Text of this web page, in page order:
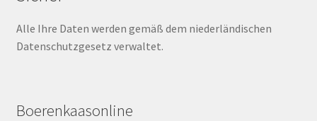
Alle Ihre Daten werden gemäß dem niederländischen
Datenschutzgesetz verwaltet.
Boerenkaasonline